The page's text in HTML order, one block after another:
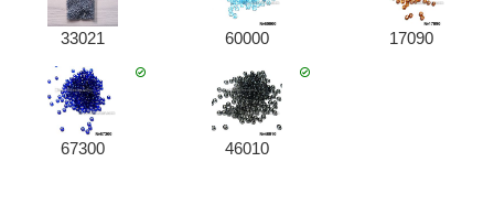
33021 60000 17090
67300 46010